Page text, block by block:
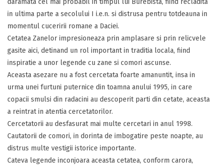
daramata cel mai probabil in timpul lui Burebista, fiind recladita
in ultima parte a secolului I i.e.n. si distrusa pentru totdeauna in
momentul cuceririi romane a Daciei.
Cetatea Zanelor impresioneaza prin amplasare si prin relicvele
gasite aici, detinand un rol important in traditia locala, fiind
inspiratie a unor legende cu zane si comori ascunse.
Aceasta asezare nu a fost cercetata foarte amanuntit, insa in
urma unei furtuni puternice din toamna anului 1995, in care
copacii smulsi din radacini au descoperit parti din cetate, aceasta
a reintrat in atentia cercetatorilor.
Cercetatorii au desfasurat mai multe cercetari in anul 1998.
Cautatorii de comori, in dorinta de imbogatire peste noapte, au
distrus multe vestigii istorice importante.
Cateva legende inconjoara aceasta cetatea, conform carora,